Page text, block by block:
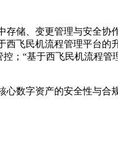
储、变更管理与安全协
飞民机流程管理平台的
；“基于西飞民机流程管
数字资产的安全性与合